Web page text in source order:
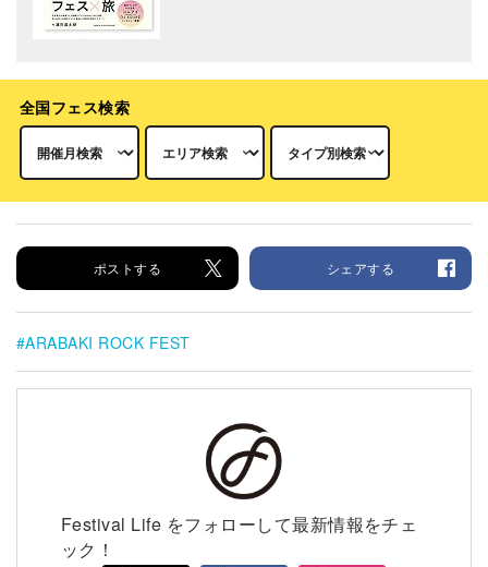
全国フェス検索
ポストする シェアする
ARABAKI ROCK FEST
Festival Life をフォローして最新情報をチェ
ック！